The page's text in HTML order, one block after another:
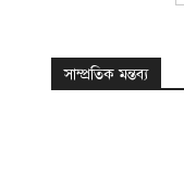
সাম্প্রতিক মন্তব্য